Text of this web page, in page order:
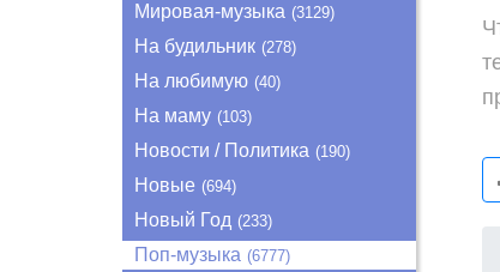
Мировая-музыка (3129)
На будильник (278)
На любимую (40)
На маму (103)
Новости / Политика (190)
Новые (694)
Новый Год (233)
Поп-музыка (6777)